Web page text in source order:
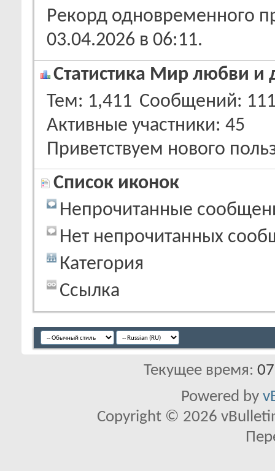
Рекорд одновременного
03.04.2026 в 06:11.
Статистика Мир любви и
Тем
1,411 Сообщений
Активные участники 45
Приветствуем нового
Список иконок
Непрочитанные
Нет непрочитанных
Категория
Ссылка
Текущее время:
Powered by
Copyright © 2026